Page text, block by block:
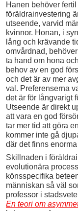
Hanen behöver
föräldrainvestering
utseende, varvid
kvinnor. Honan, i
lång och krävande
omvårdnad,
ta hand om hona
behov av en god
och det är av mer
val. Preferenserna
det är för långvarigt
Utseende är direkt
att vara en god
tar mer tid att göra
kommer inte gå
där det finns
Skillnaden i
evolutionära
könsspecifika
människan så väl
professor i
En teori om